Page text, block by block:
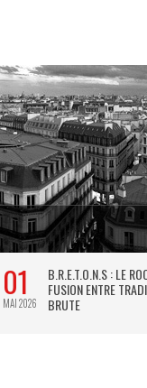
ROCK CELTIQUE EN
ET ÉNERGIE